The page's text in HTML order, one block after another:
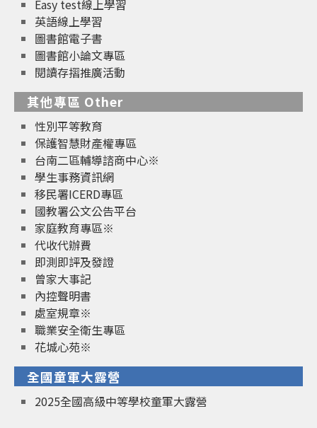
Easy test線上學習
英語線上學習
圖書館電子書
圖書館小論文專區
閱讀存摺推廣活動
其他專區 Other
性別平等教育
保護智慧財產權專區
台南二區輔導諮商中心※
學生事務資訊網
移民署ICERD專區
國教署公文公告平台
家庭教育專區※
代收代辦費
即測即評及發證
曾家大事記
內控聲明書
處室規章※
職業安全衛生專區
花城心苑※
全國童軍大露營
2025全國高級中等學校童軍大露營